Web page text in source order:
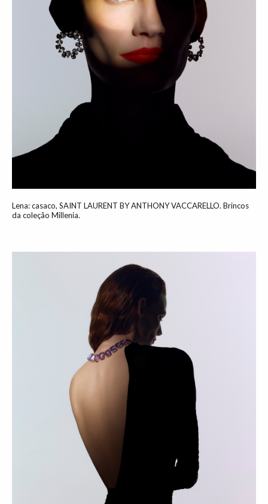
Lena: casaco, SAINT LAURENT BY ANTHONY VACCARELLO. Brincos
da coleção Millenia.